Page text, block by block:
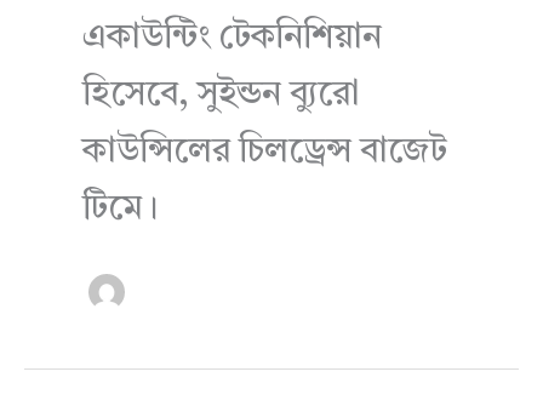
একাউন্টিং টেকনিশিয়ান
হিসেবে, সুইন্ডন ব্যুরো
কাউন্সিলের চিলড্রেন্স বাজেট
টিমে।